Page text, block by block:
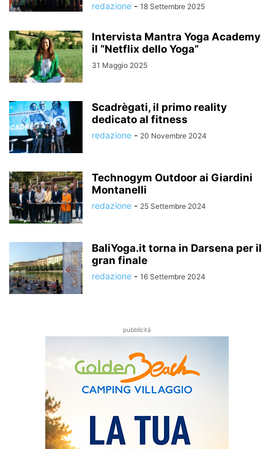
redazione - 18 Settembre 2025
Intervista Mantra Yoga Academy
il “Netflix dello Yoga”
31 Maggio 2025
Scadrègati, il primo reality
dedicato al fitness
redazione - 20 Novembre 2024
Technogym Outdoor ai Giardini
Montanelli
redazione - 25 Settembre 2024
BaliYoga.it torna in Darsena per il
gran finale
redazione - 16 Settembre 2024
pubblicità